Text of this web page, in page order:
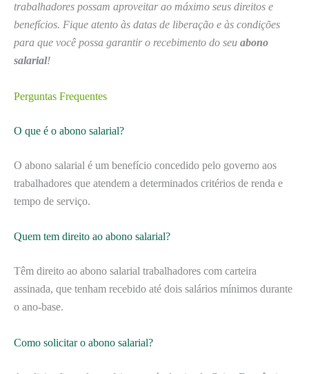
trabalhadores possam aproveitar ao máximo seus direitos e
benefícios. Fique atento às datas de liberação e às condições
para que você possa garantir o recebimento do seu abono
salarial!
Perguntas Frequentes
O que é o abono salarial?
O abono salarial é um benefício concedido pelo governo aos
trabalhadores que atendem a determinados critérios de renda e
tempo de serviço.
Quem tem direito ao abono salarial?
Têm direito ao abono salarial trabalhadores com carteira
assinada, que tenham recebido até dois salários mínimos durante
o ano-base.
Como solicitar o abono salarial?